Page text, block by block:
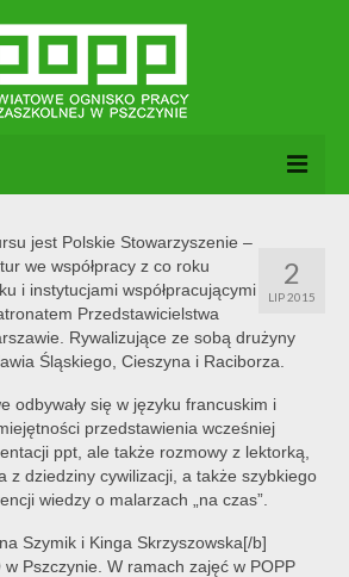
2
LIP 2015
jest Polskie Stowarzyszenie –
we współpracy z co roku
i instytucjami współpracującymi
Przedstawicielstwa
Rywalizujące ze sobą drużyny
Śląskiego, Cieszyna i Raciborza.
odbywały się w języku francuskim i
przedstawienia wcześniej
ppt, ale także rozmowy z lektorką,
z dziedziny cywilizacji, a także szybkiego
wiedzy o malarzach „na czas”.
Szymik i Kinga Skrzyszowska[/b]
w Pszczynie. W ramach zajęć w POPP